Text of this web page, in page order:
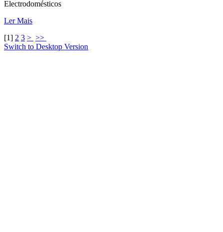
Electrodomésticos
Ler Mais
[1] 2 3 > >>
Switch to Desktop Version